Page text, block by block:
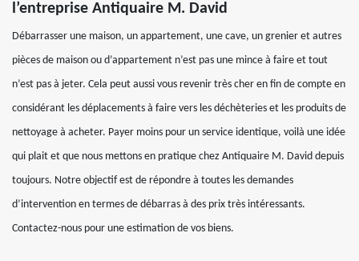
l’entreprise Antiquaire M. David
Débarrasser une maison, un appartement, une cave, un grenier et autres
pièces de maison ou d’appartement n’est pas une mince à faire et tout
n’est pas à jeter. Cela peut aussi vous revenir très cher en fin de compte en
considérant les déplacements à faire vers les déchèteries et les produits de
nettoyage à acheter. Payer moins pour un service identique, voilà une idée
qui plait et que nous mettons en pratique chez Antiquaire M. David depuis
toujours. Notre objectif est de répondre à toutes les demandes
d’intervention en termes de débarras à des prix très intéressants.
Contactez-nous pour une estimation de vos biens.